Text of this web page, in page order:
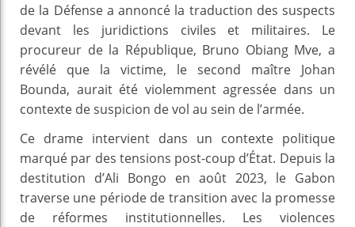
de la Défense a annoncé la traduction des suspects
devant les juridictions civiles et militaires. Le
procureur de la République, Bruno Obiang Mve, a
révélé que la victime, le second maître Johan
Bounda, aurait été violemment agressée dans un
contexte de suspicion de vol au sein de l’armée.
Ce drame intervient dans un contexte politique
marqué par des tensions post-coup d’État. Depuis la
destitution d’Ali Bongo en août 2023, le Gabon
traverse une période de transition avec la promesse
de réformes institutionnelles. Les violences